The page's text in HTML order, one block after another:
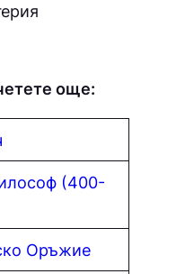
още:
(400-
Оръжие